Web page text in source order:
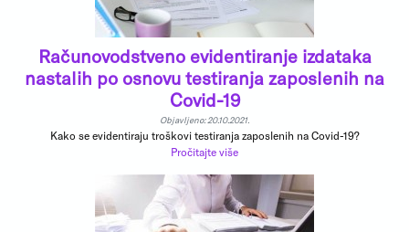
Računovodstveno evidentiranje izdataka
nastalih po osnovu testiranja zaposlenih na
Covid-19
Objavljeno: 20.10.2021.
Kako se evidentiraju troškovi testiranja zaposlenih na Covid-19?
Pročitajte više